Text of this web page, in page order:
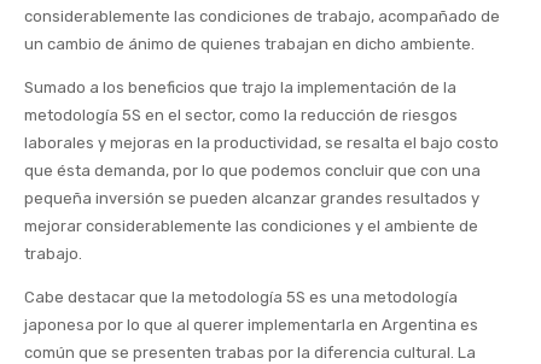
considerablemente las condiciones de trabajo, acompañado de
un cambio de ánimo de quienes trabajan en dicho ambiente.
Sumado a los beneficios que trajo la implementación de la
metodología 5S en el sector, como la reducción de riesgos
laborales y mejoras en la productividad, se resalta el bajo costo
que ésta demanda, por lo que podemos concluir que con una
pequeña inversión se pueden alcanzar grandes resultados y
mejorar considerablemente las condiciones y el ambiente de
trabajo.
Cabe destacar que la metodología 5S es una metodología
japonesa por lo que al querer implementarla en Argentina es
común que se presenten trabas por la diferencia cultural. La